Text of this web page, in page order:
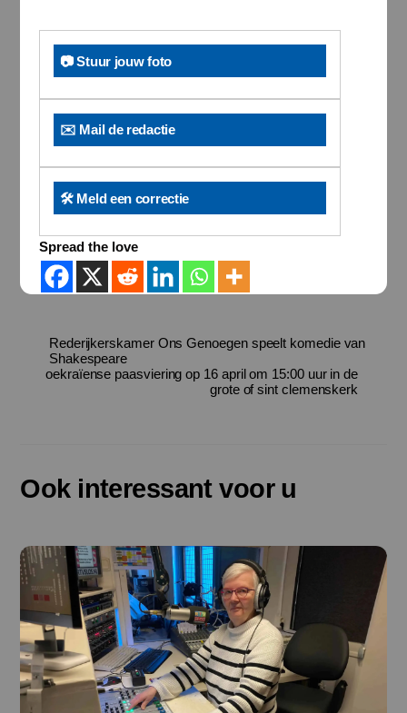
📷 Stuur jouw foto
✉️ Mail de redactie
🛠️ Meld een correctie
Spread the love
Rederijkerskamer Ons Genoegen speelt komedie van
Shakespeare
oekraïense paasviering op 16 april om 15:00 uur in de
grote of sint clemenskerk
Ook interessant voor u